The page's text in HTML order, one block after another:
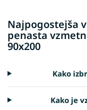
Najpogostejša
penasta
90x200
Kako
Kako je